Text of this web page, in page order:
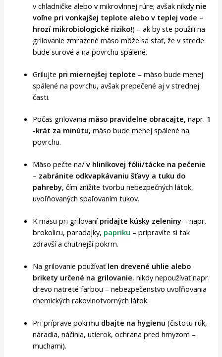
v chladničke alebo v mikrovlnnej rúre; avšak nikdy nie
voľne pri vonkajšej teplote alebo v teplej vode –
hrozí mikrobiologické riziko!) – ak by ste použili na
grilovanie zmrazené mäso môže sa stať, že v strede
bude surové a na povrchu spálené.
Grilujte pri miernejšej teplote – mäso bude menej
spálené na povrchu, avšak prepečené aj v strednej
časti.
Počas grilovania mäso pravidelne obracajte, napr. 1
-krát za minútu, mäso bude menej spálené na
povrchu.
Mäso pečte na/v hliníkovej fólii/tácke na pečenie
– zabránite odkvapkávaniu šťavy a tuku do
pahreby, čím znížite tvorbu nebezpečných látok,
uvoľňovaných spaľovaním tukov.
K mäsu pri grilovaní pridajte kúsky zeleniny – napr.
brokolicu, paradajky, papriku – pripravíte si tak
zdravší a chutnejší pokrm.
Na grilovanie používaťlen drevené uhlie alebo
brikety určené na grilovanie, nikdy nepoužívať napr.
drevo natreté farbou – nebezpečenstvo uvoľňovania
chemických rakovinotvorných látok.
Pri príprave pokrmu dbajte na hygienu (čistotu rúk,
náradia, náčinia, utierok, ochrana pred hmyzom –
muchami).